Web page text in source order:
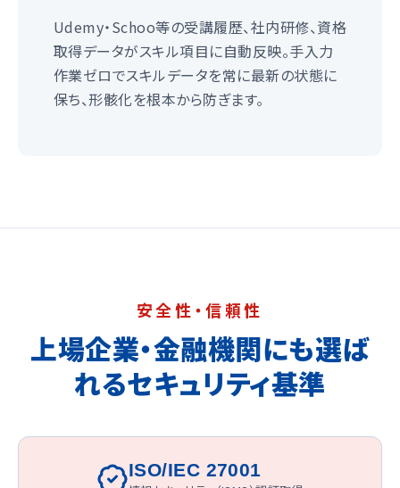
Udemy・Schoo等の受講履歴、社内研修、資格
取得データがスキル項目に自動反映。手入力
作業ゼロでスキルデータを常に最新の状態に
保ち、形骸化を根本から防ぎます。
安全性・信頼性
上場企業・金融機関にも選ば
れるセキュリティ基準
ISO/IEC 27001